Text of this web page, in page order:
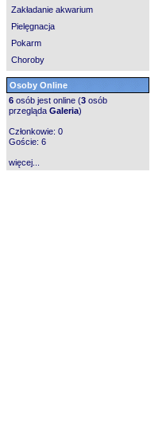
Zakładanie akwarium
Pielęgnacja
Pokarm
Choroby
Osoby Online
6 osób jest online (3 osób
przegląda Galeria)
Członkowie: 0
Goście: 6
więcej...